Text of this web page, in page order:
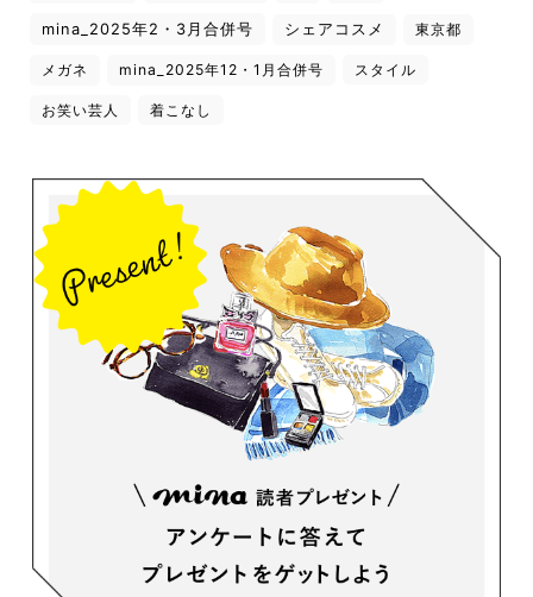
mina_2025年2・3月合併号 シェアコスメ 東京都
メガネ mina_2025年12・1月合併号 スタイル
お笑い芸人 着こなし